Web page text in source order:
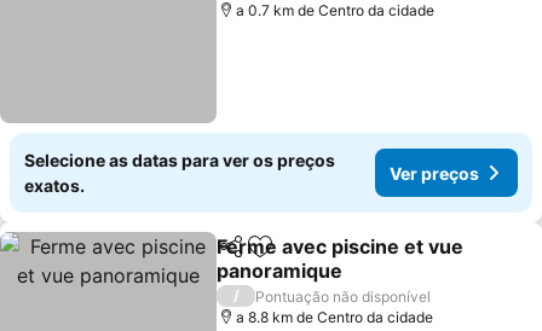
a 0.7 km de Centro da cidade
Selecione as datas para ver os preços
exatos.
Ver preços
PartilharAdicionar aos favoritos
Ferme avec piscine et vue
panoramique
/
Pontuação não disponível
a 8.8 km de Centro da cidade